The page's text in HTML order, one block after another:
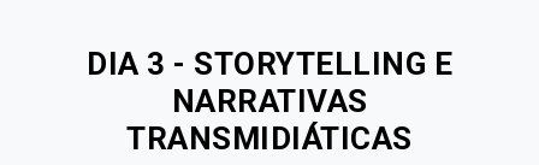
DIA 3 - STORYTELLING E
NARRATIVAS
TRANSMIDIÁTICAS